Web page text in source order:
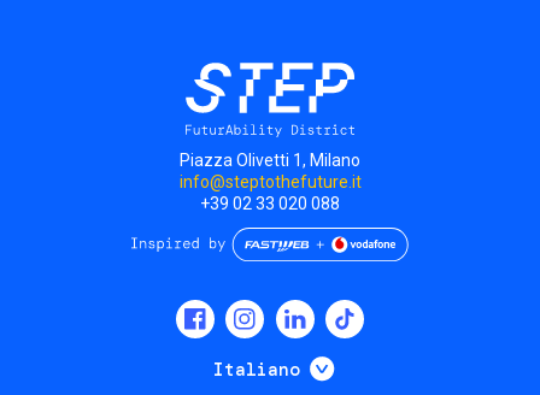
Piazza Olivetti 1, Milano
info@steptothefuture.it
+39 02 33 020 088
Italiano Mostra ulteriori